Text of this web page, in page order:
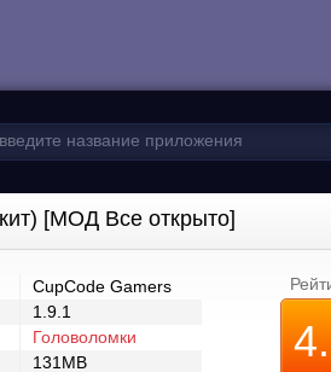
[МОД Все открыто]
CupCode Gamers
1.9.1
Головоломки
131MB